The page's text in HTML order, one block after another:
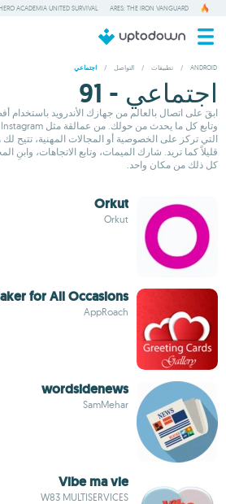
ARES: THE IRON VANGUARD
ACADEMIA UNITED SURVIVAL
ANDROID
/ تطبيقات / التواصل / اجتماعي
اجتماعي - 91
ابقَ على اتصال بالعالم من جهازك الأندرويد باستخدام
التي تركز على الخصوصية أو المجالات المهنية، تتيح
قليلاً كما تريد. شارك الميمات، وتابع الاتجاهات، وابنِ
كل ذلك من مكان واحد.
Orkut
Orkut
for All Occasions
AppRoach
wordsidenews
SamMehar
Vibe ma vie
W83 MULTISERVICES